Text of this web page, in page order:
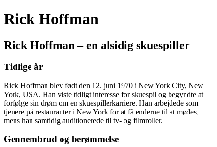
Rick Hoffman
Rick Hoffman – en alsidig skuespiller
Tidlige år
Rick Hoffman blev født den 12. juni 1970 i New York City, New
York, USA. Han viste tidligt interesse for skuespil og begyndte at
forfølge sin drøm om en skuespillerkarriere. Han arbejdede som
tjenere på restauranter i New York for at få enderne til at mødes,
mens han samtidig auditionerede til tv- og filmroller.
Gennembrud og berømmelse